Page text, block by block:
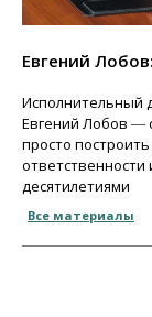
Евгений
Исполнительный
Евгений Лобов ―
просто
десятилетиями
Все материалы